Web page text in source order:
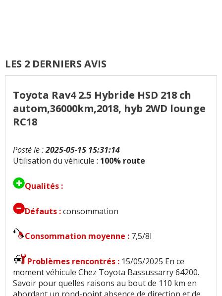
LES 2 DERNIERS AVIS
Toyota Rav4 2.5 Hybride HSD 218 ch
autom,36000km,2018, hyb 2WD lounge
RC18
Posté le :2025-05-15 15:31:14
Utilisation du véhicule : 100% route
Qualités :
Défauts :consommation
Consommation moyenne : 7,5/8l
Problèmes rencontrés : 15/05/2025 En ce
moment véhicule Chez Toyota Bassussarry 64200.
Savoir pour quelles raisons au bout de 110 km en